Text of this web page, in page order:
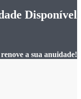
Disponível
a sua anuidade!